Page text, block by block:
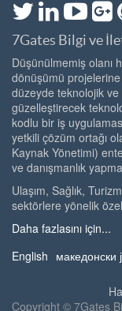
7Gates Bilgi ve
Düşünülmemiş olanı
dönüşümü
düzeyde teknolojik
güzelleştirecek
kodlu bir iş
yetkili çözüm ortağı
Kaynak Yönetimi)
ve danışmanlık
Ulaşım, Sağlık,
sektörlere yönelik
Daha fazlasını için...
English македонски
Copyright © 7Gates